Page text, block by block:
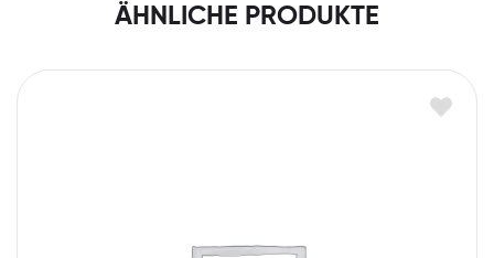
ÄHNLICHE PRODUKTE